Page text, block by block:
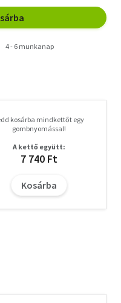
4 - 6 munkanap
kosárba mindkettőt egy
gombnyomással!
A kettő együtt:
7 740 Ft
Kosárba